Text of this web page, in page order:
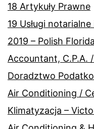
18 Artykuły Prawne
19 Usługi
2019 – Polish
Accountant, C.P.A.
Doradztwo
Air Conditioning /
Klimatyzacja –